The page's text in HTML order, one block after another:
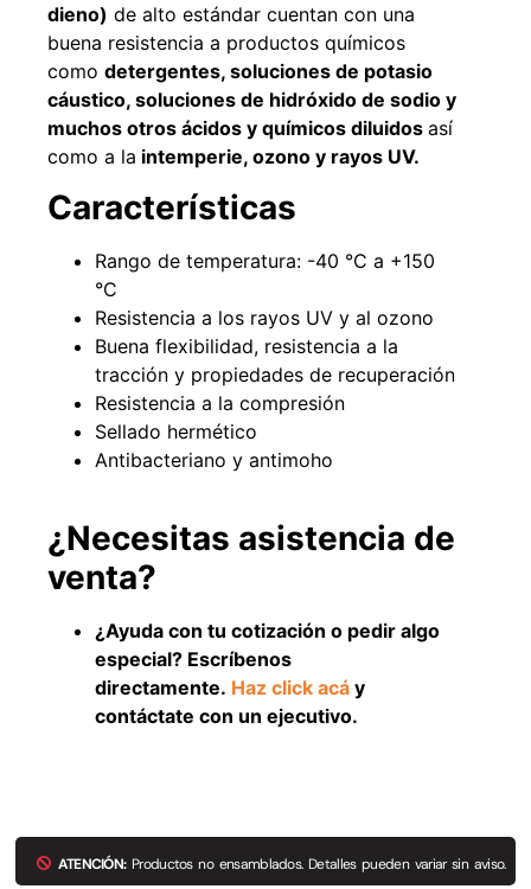
dieno) de alto estándar cuentan con una
buena resistencia a productos químicos
como detergentes, soluciones de potasio
cáustico, soluciones de hidróxido de sodio y
muchos otros ácidos y químicos diluidos así
como a la intemperie, ozono y rayos UV.
Características
Rango de temperatura: -40 °C a +150
°C
Resistencia a los rayos UV y al ozono
Buena flexibilidad, resistencia a la
tracción y propiedades de recuperación
Resistencia a la compresión
Sellado hermético
Antibacteriano y antimoho
¿Necesitas asistencia de
venta?
¿Ayuda con tu cotización o pedir algo
especial? Escríbenos
directamente. Haz click acá y
contáctate con un ejecutivo.
ATENCIÓN:Productos no ensamblados. Detalles pueden variar sin aviso.
Pasto sintético ornamental
Importado USA: Paradise
$1.427.544
Leer más
ajustable Capacidad 1tn Lev.
$ 1.875.535
Agregar al carrito
49%
Pasto sintético ornamental
densidad 35mm Rollo
Leer más
Empaquetadura 1/4" 6.4mm
hypalon sin tela 3 MPA